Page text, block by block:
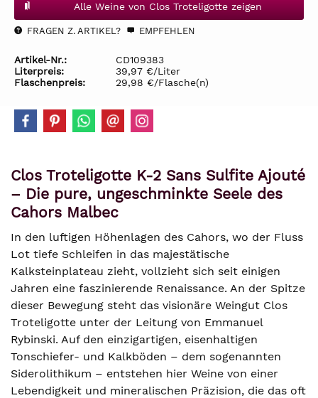
Alle Weine von Clos Troteligotte zeigen
FRAGEN Z. ARTIKEL? EMPFEHLEN
Artikel-Nr.:
CD109383
Literpreis:
39,97 €/Liter
Flaschenpreis:
29,98 €/Flasche(n)
Clos Troteligotte K-2 Sans Sulfite Ajouté
– Die pure, ungeschminkte Seele des
Cahors Malbec
In den luftigen Höhenlagen des Cahors, wo der Fluss
Lot tiefe Schleifen in das majestätische
Kalksteinplateau zieht, vollzieht sich seit einigen
Jahren eine faszinierende Renaissance. An der Spitze
dieser Bewegung steht das visionäre Weingut Clos
Troteligotte unter der Leitung von Emmanuel
Rybinski. Auf den einzigartigen, eisenhaltigen
Tonschiefer- und Kalkböden – dem sogenannten
Siderolithikum – entstehen hier Weine von einer
Lebendigkeit und mineralischen Präzision, die das oft